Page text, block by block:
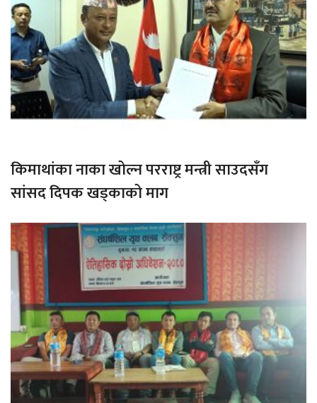
किमाथांका नाका खोल्न परराष्ट्र मन्त्री साउदसँग
सांसद दिपक खड्काको माग